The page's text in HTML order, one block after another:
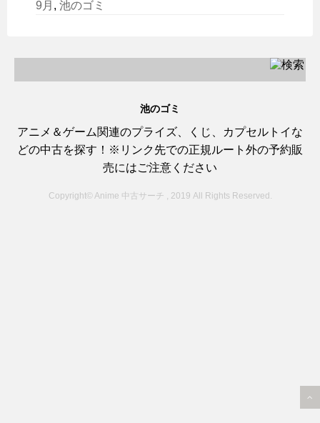
9月 , 池のゴミ
池のゴミ
アニメ＆ゲーム関連のプライズ、くじ、カプセルトイな
どの中古を探す！※リンク先での正規ルート外の予約販
売にはご注意ください
Copyright© Anime 中古サーチ , 2019 All Rights Reserved.